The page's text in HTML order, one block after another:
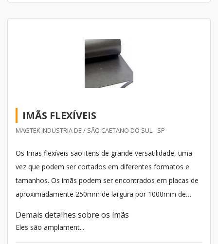
IMÃS FLEXÍVEIS
MAGTEK INDUSTRIA DE / SÃO CAETANO DO SUL - SP
Os Imãs flexíveis são itens de grande versatilidade, uma
vez que podem ser cortados em diferentes formatos e
tamanhos. Os imãs podem ser encontrados em placas de
aproximadamente 250mm de largura por 1000mm de
Demais detalhes sobre os ímãs
Eles são amplament...